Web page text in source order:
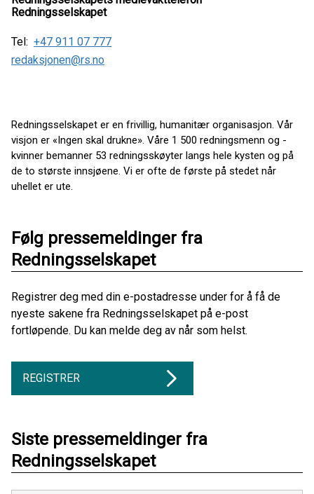
Redningsselskapet
Tel: +47 911 07 777
redaksjonen@rs.no
Redningsselskapet er en frivillig, humanitær organisasjon. Vår
visjon er «Ingen skal drukne». Våre 1 500 redningsmenn og -
kvinner bemanner 53 redningsskøyter langs hele kysten og på
de to største innsjøene. Vi er ofte de første på stedet når
uhellet er ute.
Følg pressemeldinger fra
Redningsselskapet
Registrer deg med din e-postadresse under for å få de
nyeste sakene fra Redningsselskapet på e-post
fortløpende. Du kan melde deg av når som helst.
REGISTRER
Siste pressemeldinger fra
Redningsselskapet